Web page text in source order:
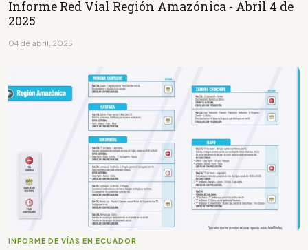
Informe Red Vial Región Amazónica - Abril 4 de
2025
04 de abril, 2025
INFORME DE VÍAS EN ECUADOR